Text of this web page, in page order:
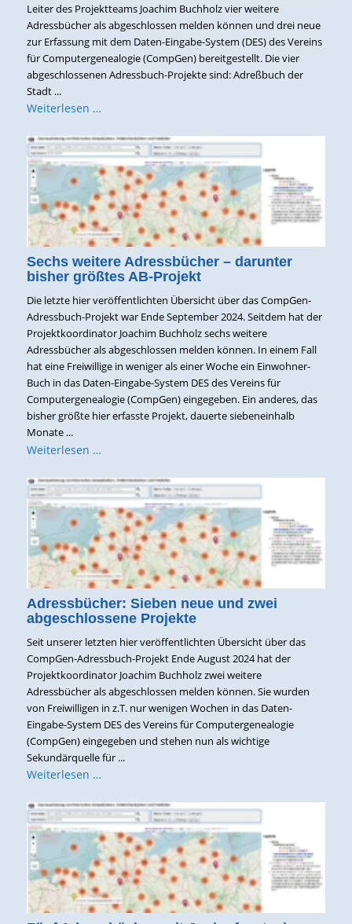
Leiter des Projektteams Joachim Buchholz vier weitere
Adressbücher als abgeschlossen melden können und drei neue
zur Erfassung mit dem Daten-Eingabe-System (DES) des Vereins
für Computergenealogie (CompGen) bereitgestellt. Die vier
abgeschlossenen Adressbuch-Projekte sind: Adreßbuch der
Stadt ...
Weiterlesen …
Sechs weitere Adressbücher – darunter
bisher größtes AB-Projekt
Die letzte hier veröffentlichten Übersicht über das CompGen-
Adressbuch-Projekt war Ende September 2024. Seitdem hat der
Projektkoordinator Joachim Buchholz sechs weitere
Adressbücher als abgeschlossen melden können. In einem Fall
hat eine Freiwillige in weniger als einer Woche ein Einwohner-
Buch in das Daten-Eingabe-System DES des Vereins für
Computergenealogie (CompGen) eingegeben. Ein anderes, das
bisher größte hier erfasste Projekt, dauerte siebeneinhalb
Monate ...
Weiterlesen …
Adressbücher: Sieben neue und zwei
abgeschlossene Projekte
Seit unserer letzten hier veröffentlichten Übersicht über das
CompGen-Adressbuch-Projekt Ende August 2024 hat der
Projektkoordinator Joachim Buchholz zwei weitere
Adressbücher als abgeschlossen melden können. Sie wurden
von Freiwilligen in z.T. nur wenigen Wochen in das Daten-
Eingabe-System DES des Vereins für Computergenealogie
(CompGen) eingegeben und stehen nun als wichtige
Sekundärquelle für ...
Weiterlesen …